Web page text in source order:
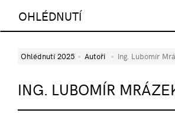
OHLÉDNUTÍ
Ohlédnutí 2025 Autoři Ing. Lubomír
ING. LUBOMÍR